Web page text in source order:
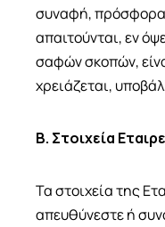
συναφή, πρόσφορα
απαιτούνται, εν
σαφών σκοπών,
χρειάζεται,
Β. Στοιχεία
Τα στοιχεία της
απευθύνεστε ή